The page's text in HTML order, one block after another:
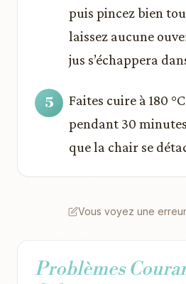
puis pincez bien
laissez aucune
jus s’échappera
Faites cuire à 180
pendant 30
que la chair se
Vous voyez une
Problèmes